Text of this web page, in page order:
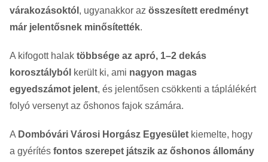
várakozásoktól , ugyanakkor az összesített eredményt
már jelentősnek minősítették.
A kifogott halak többsége az apró, 1–2 dekás
korosztályból
került ki, ami nagyon magas
egyedszámot jelent, és jelentősen csökkenti a táplálékért
folyó versenyt az őshonos fajok számára.
A Dombóvári Városi Horgász Egyesület kiemelte, hogy
a gyérítés fontos szerepet játszik az őshonos állomány